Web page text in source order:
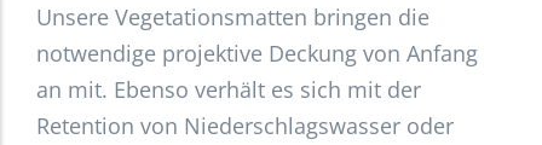
Unsere Vegetationsmatten bringen die
notwendige projektive Deckung von Anfang
an mit. Ebenso verhält es sich mit der
Retention von Niederschlagswasser oder